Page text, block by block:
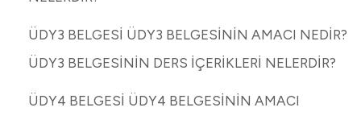
ÜDY3 BELGESİ ÜDY3 BELGESİNİN AMACI NEDİR?
ÜDY3 BELGESİNİN DERS İÇERİKLERİ NELERDİR?
ÜDY4 BELGESİ ÜDY4 BELGESİNİN AMACI